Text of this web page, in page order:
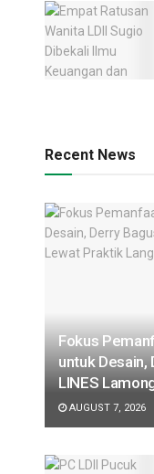
Recent News
Fokus
untuk Desain,
LINES
AUGUST 7, 2026